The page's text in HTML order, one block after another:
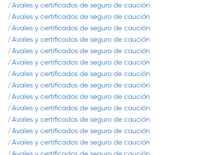
Avales y certificados de seguro de caución
Avales y certificados de seguro de caución
Avales y certificados de seguro de caución
Avales y certificados de seguro de caución
Avales y certificados de seguro de caución
Avales y certificados de seguro de caución
Avales y certificados de seguro de caución
Avales y certificados de seguro de caución
Avales y certificados de seguro de caución
Avales y certificados de seguro de caución
Avales y certificados de seguro de caución
Avales y certificados de seguro de caución
Avales y certificados de seguro de caución